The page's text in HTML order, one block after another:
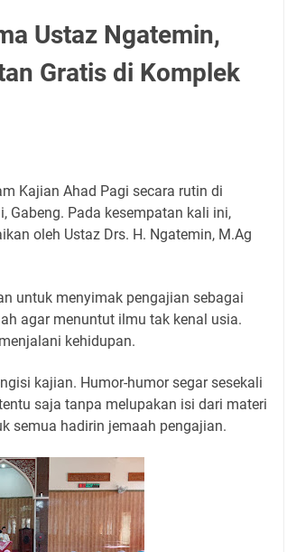
Ustaz Ngatemin,
Gratis di Komplek
Kajian Ahad Pagi secara rutin di
Gabeng. Pada kesempatan kali ini,
oleh Ustaz Drs. H. Ngatemin, M.Ag
untuk menyimak pengajian sebagai
agar menuntut ilmu tak kenal usia.
kehidupan.
kajian. Humor-humor segar sesekali
saja tanpa melupakan isi dari materi
semua hadirin jemaah pengajian.